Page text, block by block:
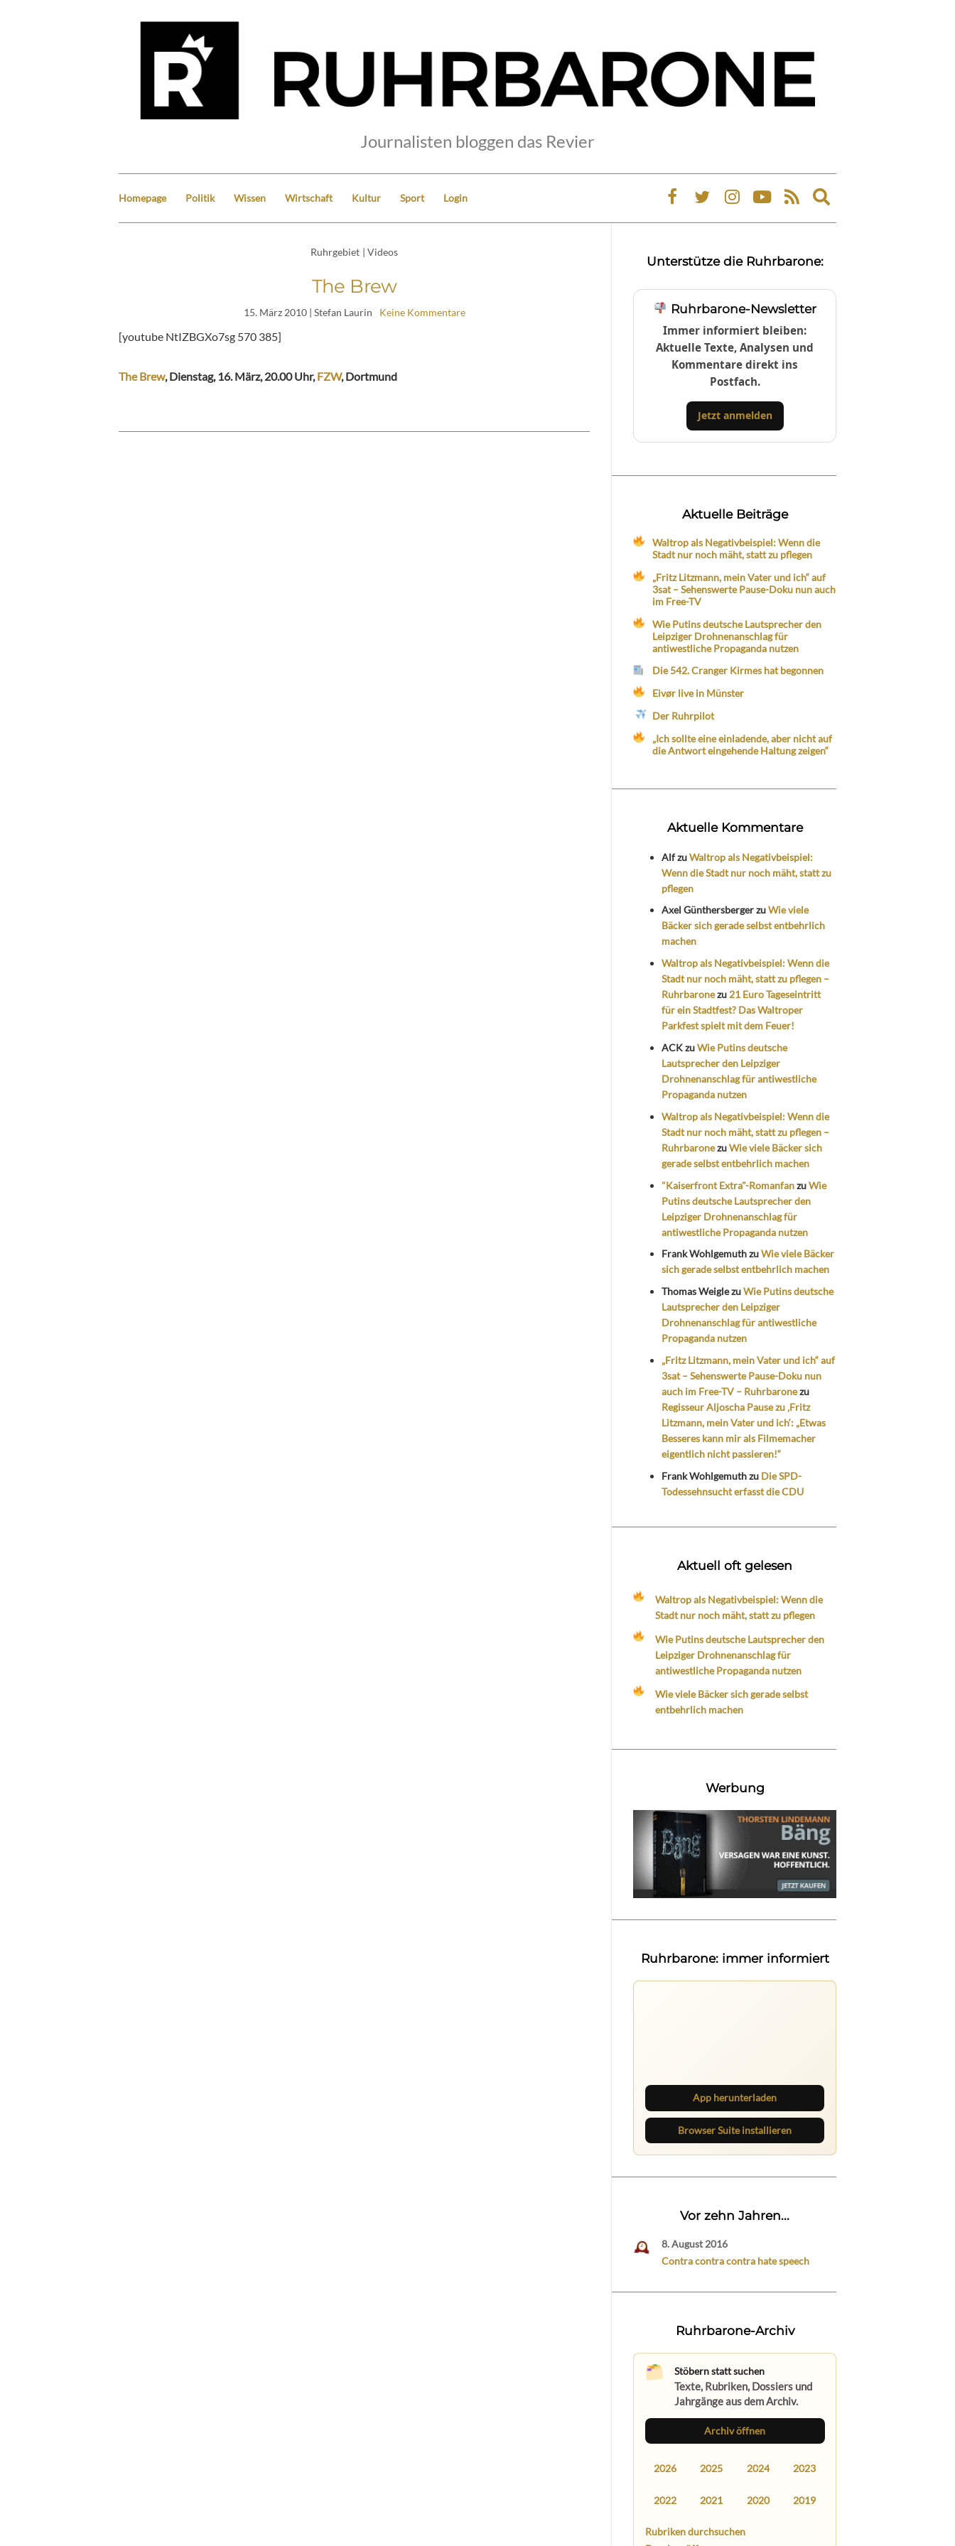
Journalisten bloggen das Revier
Homepage Politik Wissen Wirtschaft Kultur Sport Login
Expand
search
Ruhrgebiet | Videos
The Brew
15. März 2010| Stefan Laurin Keine Kommentare
[youtube NtIZBGXo7sg 570 385]
The Brew, Dienstag, 16. März, 20.00 Uhr, FZW, Dortmund
Unterstütze die Ruhrbarone:
Ruhrbarone-Newsletter
Immer informiert bleiben:
Aktuelle Texte, Analysen und
Kommentare direkt ins
Postfach.
Jetzt anmelden
Aktuelle Beiträge
Waltrop als Negativbeispiel: Wenn die
Stadt nur noch mäht, statt zu pflegen
„Fritz Litzmann, mein Vater und ich“ auf
3sat – Sehenswerte Pause-Doku nun auch
im Free-TV
Wie Putins deutsche Lautsprecher den
Leipziger Drohnenanschlag für
antiwestliche Propaganda nutzen
Die 542. Cranger Kirmes hat begonnen
Eivør live in Münster
Der Ruhrpilot
„Ich sollte eine einladende, aber nicht auf
die Antwort eingehende Haltung zeigen“
Aktuelle Kommentare
AlfzuWaltrop als Negativbeispiel:
Wenn die Stadt nur noch mäht, statt zu
pflegen
Axel GünthersbergerzuWie viele
Bäcker sich gerade selbst entbehrlich
machen
Waltrop als Negativbeispiel: Wenn die
Stadt nur noch mäht, statt zu pflegen –
Ruhrbaronezu 21 Euro Tageseintritt
für ein Stadtfest? Das Waltroper
Parkfest spielt mit dem Feuer!
ACKzuWie Putins deutsche
Lautsprecher den Leipziger
Drohnenanschlag für antiwestliche
Propaganda nutzen
Waltrop als Negativbeispiel: Wenn die
Stadt nur noch mäht, statt zu pflegen –
RuhrbaronezuWie viele Bäcker sich
gerade selbst entbehrlich machen
"Kaiserfront Extra"-RomanfanzuWie
Putins deutsche Lautsprecher den
Leipziger Drohnenanschlag für
antiwestliche Propaganda nutzen
Frank WohlgemuthzuWie viele Bäcker
sich gerade selbst entbehrlich machen
Thomas WeiglezuWie Putins deutsche
Lautsprecher den Leipziger
Drohnenanschlag für antiwestliche
Propaganda nutzen
„Fritz Litzmann, mein Vater und ich“ auf
3sat – Sehenswerte Pause-Doku nun
auch im Free-TV – Ruhrbaronezu
Regisseur Aljoscha Pause zu ‚Fritz
Litzmann, mein Vater und ich‘: „Etwas
Besseres kann mir als Filmemacher
eigentlich nicht passieren!“
Frank Wohlgemuthzu Die SPD-
Todessehnsucht erfasst die CDU
Aktuell oft gelesen
Waltrop als Negativbeispiel: Wenn die
Stadt nur noch mäht, statt zu pflegen
Wie Putins deutsche Lautsprecher den
Leipziger Drohnenanschlag für
antiwestliche Propaganda nutzen
Wie viele Bäcker sich gerade selbst
entbehrlich machen
Werbung
Ruhrbarone: immer informiert
App herunterladen
Browser Suite installieren
Vor zehn Jahren...
8. August 2016
Contra contra contra hate speech
Ruhrbarone-Archiv
Stöbern statt suchen
Texte, Rubriken, Dossiers und
Jahrgänge aus dem Archiv.
Archiv öffnen
2026 2025 2024 2023
2022 2021 2020 2019
Rubriken durchsuchen